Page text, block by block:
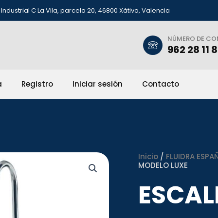
C La Vila, parcela 20, 46800 Xàtiva, Valencia
NÚMERO DE
962 28 11
Registro Iniciar sesión Contacto
Inicio / FLUIDRA
MODELO LUXE